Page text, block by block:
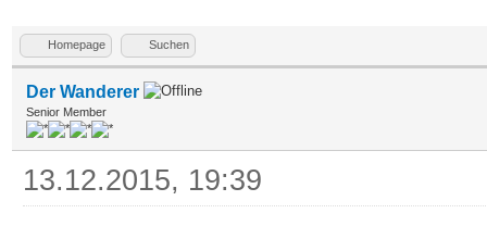
Homepage Suchen
Der Wanderer
Senior Member
13.12.2015, 19:39